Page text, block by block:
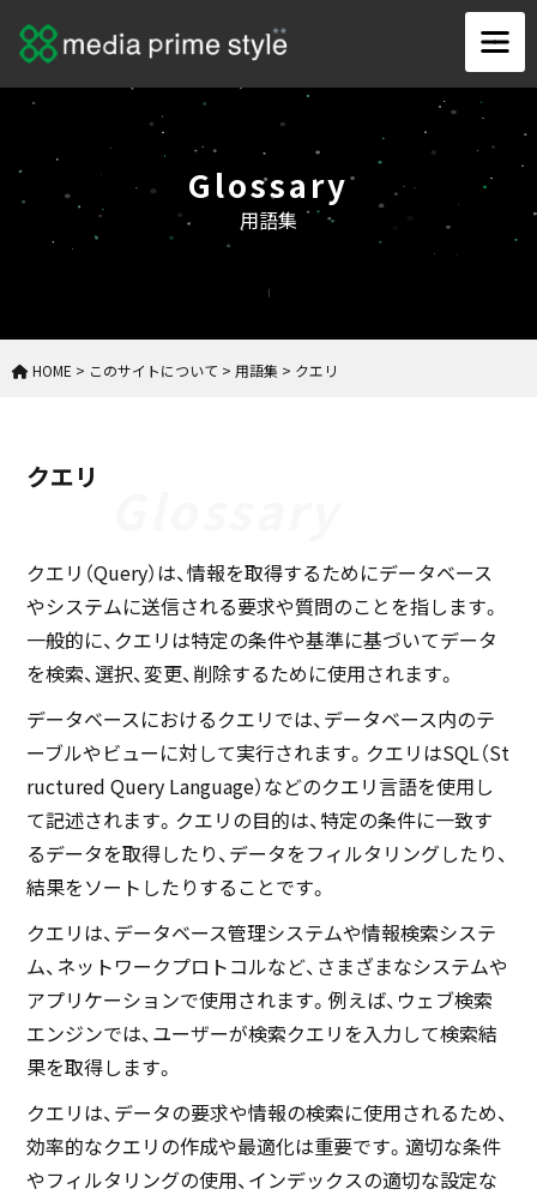
Glossary
用語集
HOME > このサイトについて > 用語集 > クエリ
クエリ
クエリ（Query）は、情報を取得するためにデータベース
やシステムに送信される要求や質問のことを指します。
一般的に、クエリは特定の条件や基準に基づいてデータ
を検索、選択、変更、削除するために使用されます。
データベースにおけるクエリでは、データベース内のテ
ーブルやビューに対して実行されます。クエリはSQL（St
ructured Query Language）などのクエリ言語を使用し
て記述されます。クエリの目的は、特定の条件に一致す
るデータを取得したり、データをフィルタリングしたり、
結果をソートしたりすることです。
クエリは、データベース管理システムや情報検索システ
ム、ネットワークプロトコルなど、さまざまなシステムや
アプリケーションで使用されます。例えば、ウェブ検索
エンジンでは、ユーザーが検索クエリを入力して検索結
果を取得します。
クエリは、データの要求や情報の検索に使用されるため、
効率的なクエリの作成や最適化は重要です。適切な条件
やフィルタリングの使用、インデックスの適切な設定な